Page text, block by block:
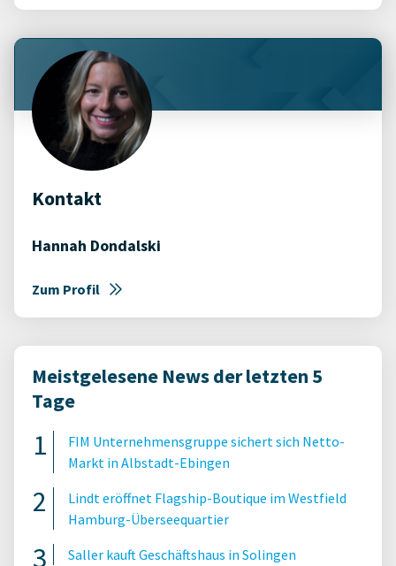
Kontakt
Hannah Dondalski
Zum Profil
Meistgelesene News der letzten 5
Tage
FIM Unternehmensgruppe sichert sich Netto-
Markt in Albstadt-Ebingen
Lindt eröffnet Flagship-Boutique im Westfield
Hamburg-Überseequartier
Saller kauft Geschäftshaus in Solingen